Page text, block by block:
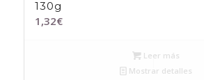
130g
1,32€
Leer más
Mostrar detalles